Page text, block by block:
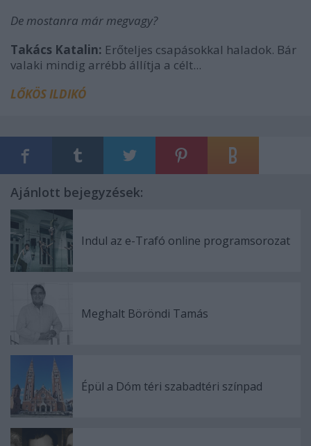
De mostanra már megvagy?
Takács Katalin: Erőteljes csapásokkal haladok. Bár
valaki mindig arrébb állítja a célt...
LŐKÖS ILDIKÓ
Ajánlott bejegyzések:
Indul az e-Trafó online programsorozat
Meghalt Böröndi Tamás
Épül a Dóm téri szabadtéri színpad